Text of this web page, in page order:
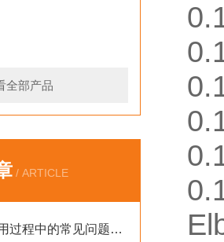
全部产品
/ ARTICLE
Elbe万向轴在使用过程中的常见问题相应解决方法分享